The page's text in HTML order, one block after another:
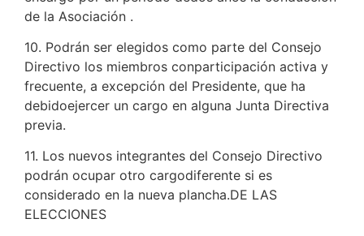
de la Asociación .
10. Podrán ser elegidos como parte del Consejo
Directivo los miembros conparticipación activa y
frecuente, a excepción del Presidente, que ha
debidoejercer un cargo en alguna Junta Directiva
previa.
11. Los nuevos integrantes del Consejo Directivo
podrán ocupar otro cargodiferente si es
considerado en la nueva plancha.DE LAS
ELECCIONES